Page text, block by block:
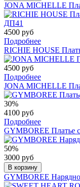
JONA MICHELLE
4500 руб
Подробнее
RICHIE HOUSE
4500 руб
Подробнее
JONA MICHELLE
30%
4100 руб
Подробнее
GYMBOREE Платье
50%
3000 руб
В корзину
GYMBOREE